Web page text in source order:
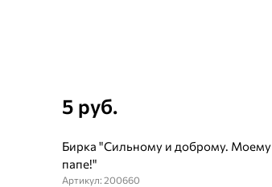
5 руб.
Бирка "Сильному и доброму. Моему
папе!"
Артикул: 200660